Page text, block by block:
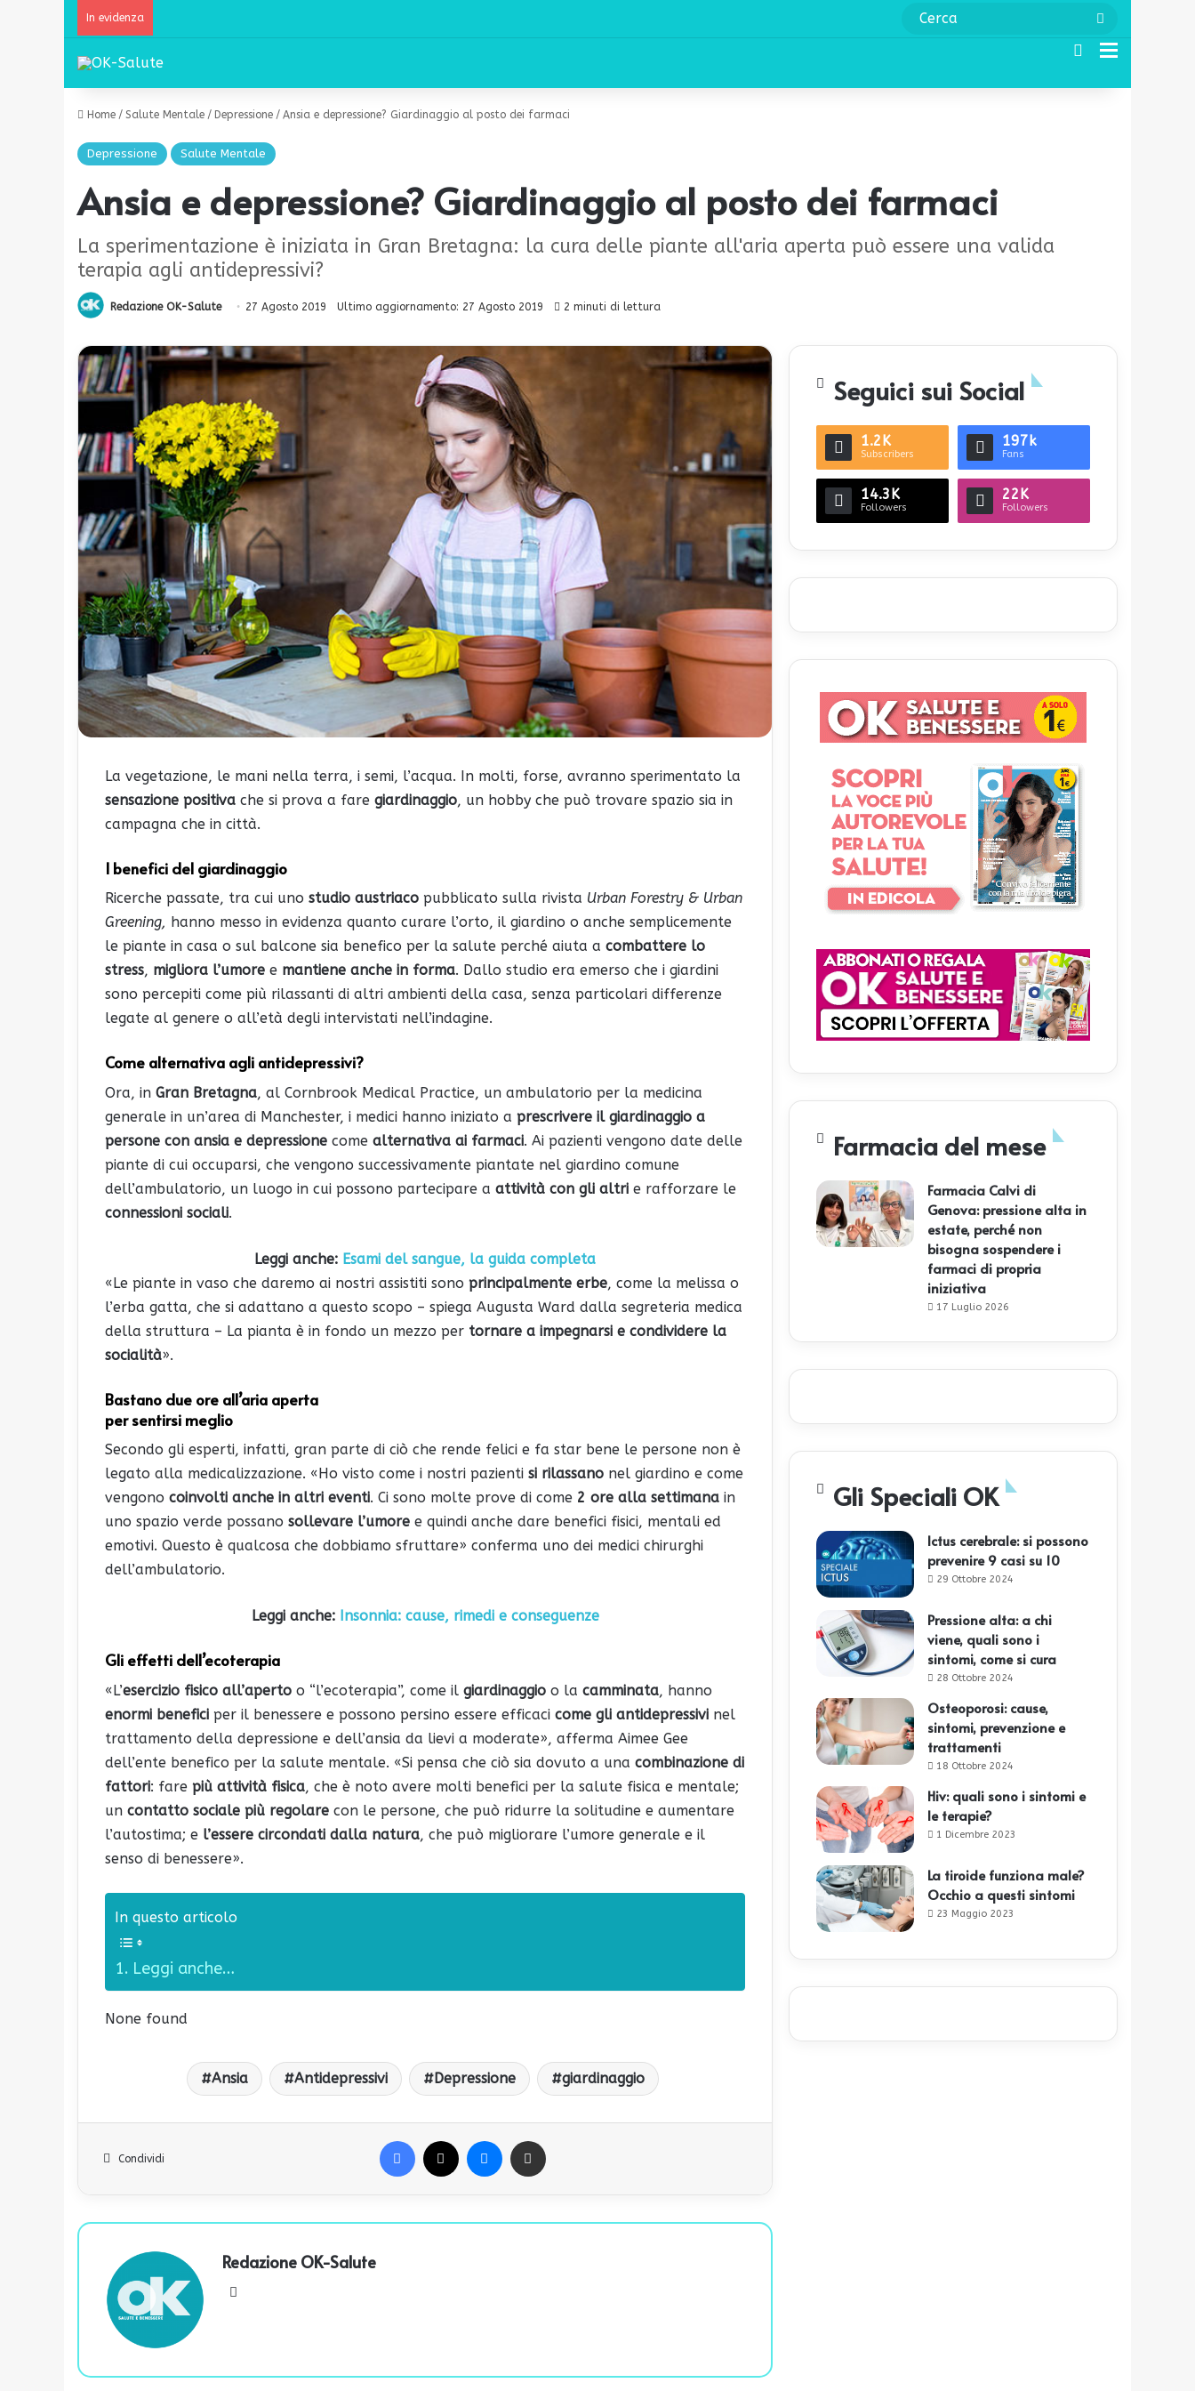
In evidenza
Cerca
Home / Salute Mentale / Depressione / Ansia e depressione? Giardinaggio al posto dei farmaci
Depressione Salute Mentale
Ansia e depressione? Giardinaggio al posto dei farmaci
La sperimentazione è iniziata in Gran Bretagna: la cura delle piante all'aria aperta può essere una valida
terapia agli antidepressivi?
Redazione OK-Salute 27 Agosto 2019 Ultimo aggiornamento: 27 Agosto 2019 2 minuti di lettura
La vegetazione, le mani nella terra, i semi, l’acqua. In molti, forse, avranno sperimentato la
sensazione positiva che si prova a fare giardinaggio, un hobby che può trovare spazio sia in
campagna che in città.
I benefici del giardinaggio
Ricerche passate, tra cui uno studio austriaco pubblicato sulla rivista Urban Forestry & Urban
Greening, hanno messo in evidenza quanto curare l’orto, il giardino o anche semplicemente
le piante in casa o sul balcone sia benefico per la salute perché aiuta a combattere lo
stress, migliora l’umore e mantiene anche in forma. Dallo studio era emerso che i giardini
sono percepiti come più rilassanti di altri ambienti della casa, senza particolari differenze
legate al genere o all’età degli intervistati nell’indagine.
Come alternativa agli antidepressivi?
Ora, in Gran Bretagna, al Cornbrook Medical Practice, un ambulatorio per la medicina
generale in un’area di Manchester, i medici hanno iniziato a prescrivere il giardinaggio a
persone con ansia e depressione come alternativa ai farmaci. Ai pazienti vengono date delle
piante di cui occuparsi, che vengono successivamente piantate nel giardino comune
dell’ambulatorio, un luogo in cui possono partecipare a attività con gli altri e rafforzare le
connessioni sociali.
Leggi anche: Esami del sangue, la guida completa
«Le piante in vaso che daremo ai nostri assistiti sono principalmente erbe, come la melissa o
l’erba gatta, che si adattano a questo scopo – spiega Augusta Ward dalla segreteria medica
della struttura – La pianta è in fondo un mezzo per tornare a impegnarsi e condividere la
socialità».
Bastano due ore all’aria aperta
per sentirsi meglio
Secondo gli esperti, infatti, gran parte di ciò che rende felici e fa star bene le persone non è
legato alla medicalizzazione. «Ho visto come i nostri pazienti si rilassano nel giardino e come
vengono coinvolti anche in altri eventi. Ci sono molte prove di come 2 ore alla settimana in
uno spazio verde possano sollevare l’umore e quindi anche dare benefici fisici, mentali ed
emotivi. Questo è qualcosa che dobbiamo sfruttare» conferma uno dei medici chirurghi
dell’ambulatorio.
Leggi anche: Insonnia: cause, rimedi e conseguenze
Gli effetti dell’ecoterapia
«L’esercizio fisico all’aperto o “l’ecoterapia”, come il giardinaggio o la camminata, hanno
enormi benefici per il benessere e possono persino essere efficaci come gli antidepressivi nel
trattamento della depressione e dell’ansia da lievi a moderate», afferma Aimee Gee
dell’ente benefico per la salute mentale. «Si pensa che ciò sia dovuto a una combinazione di
fattori: fare più attività fisica, che è noto avere molti benefici per la salute fisica e mentale;
un contatto sociale più regolare con le persone, che può ridurre la solitudine e aumentare
l’autostima; e l’essere circondati dalla natura, che può migliorare l’umore generale e il
senso di benessere».
In questo articolo
Leggi anche…
None found
Ansia Antidepressivi Depressione giardinaggio
Condividi
Redazione OK-Salute
Seguici sui Social
1.2K
Subscribers
197k
Fans
14.3K
Followers
22K
Followers
Farmacia del mese
Farmacia Calvi di
Genova: pressione alta in
estate, perché non
bisogna sospendere i
farmaci di propria
iniziativa
17 Luglio 2026
Gli Speciali OK
Ictus cerebrale: si possono
prevenire 9 casi su 10
29 Ottobre 2024
Pressione alta: a chi
viene, quali sono i
sintomi, come si cura
28 Ottobre 2024
Osteoporosi: cause,
sintomi, prevenzione e
trattamenti
18 Ottobre 2024
Hiv: quali sono i sintomi e
le terapie?
1 Dicembre 2023
La tiroide funziona male?
Occhio a questi sintomi
23 Maggio 2023